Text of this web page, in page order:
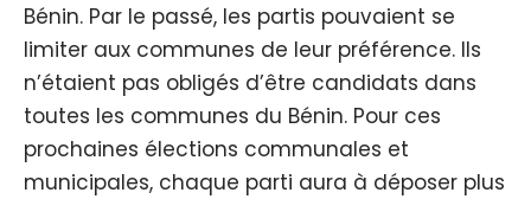
Bénin. Par le passé, les partis pouvaient se
limiter aux communes de leur préférence. Ils
n’étaient pas obligés d’être candidats dans
toutes les communes du Bénin. Pour ces
prochaines élections communales et
municipales, chaque parti aura à déposer plus